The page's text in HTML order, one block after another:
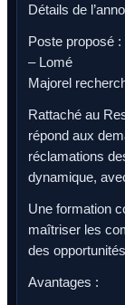
Détails de
Poste proposé :
– Lomé
Majorel
Rattaché au
répond aux
réclamations
dynamique,
Une formation
maîtriser les
des
Avantages :